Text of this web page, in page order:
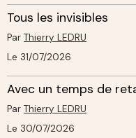
Tous les invisibles
Par Thierry LEDRU
Le 31/07/2026
Avec un temps de
Par Thierry LEDRU
Le 30/07/2026